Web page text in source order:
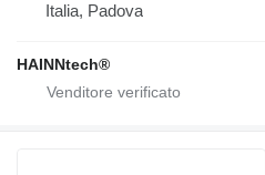
Italia, Padova
HAINNtech®